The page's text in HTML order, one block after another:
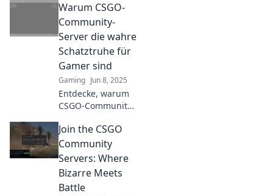
servers! Unleash
endless fun,
unique modes,
and unforgettable
moments in
gaming bliss.
Warum CSGO-
Community-
Server die wahre
Schatztruhe für
Gamer sind
Gaming Jun 8, 2025
Entdecke, warum
CSGO-Community-
Geheimnisse und
Spaß sind! Die
beste Schatztruhe
für echte Gamer
wartet auf dich!
Join the CSGO
Community
Servers: Where
Bizarre Meets
Battle